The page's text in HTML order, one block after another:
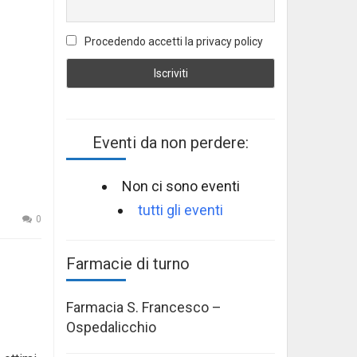
0
Procedendo accetti la privacy policy
Eventi da non perdere:
Non ci sono eventi
tutti gli eventi
Farmacie di turno
Farmacia S. Francesco –
Ospedalicchio